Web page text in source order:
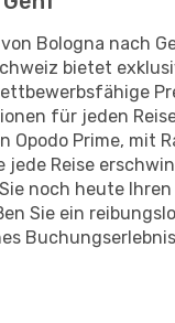
Bologna nach
bietet
für jeden
Opodo Prime, mit
jede Reise
noch heute Ihren
Sie ein